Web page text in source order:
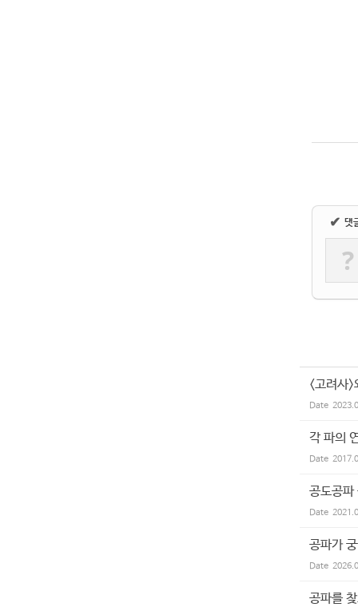
✔ 댓
?
<고려사
Date
각 파의
Date
공도공파
Date
공파가
Date
공파를